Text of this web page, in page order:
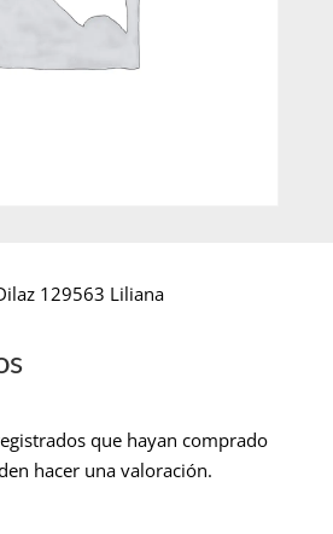
129563 Liliana
que hayan comprado
hacer una valoración.